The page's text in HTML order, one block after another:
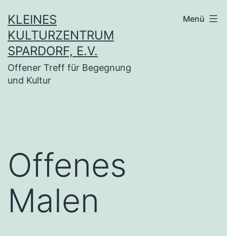
Inhalt
springen
KLEINES
KULTURZENTRUM
SPARDORF, E.V.
Offener Treff für Begegnung
und Kultur
Menü
Offenes
Malen